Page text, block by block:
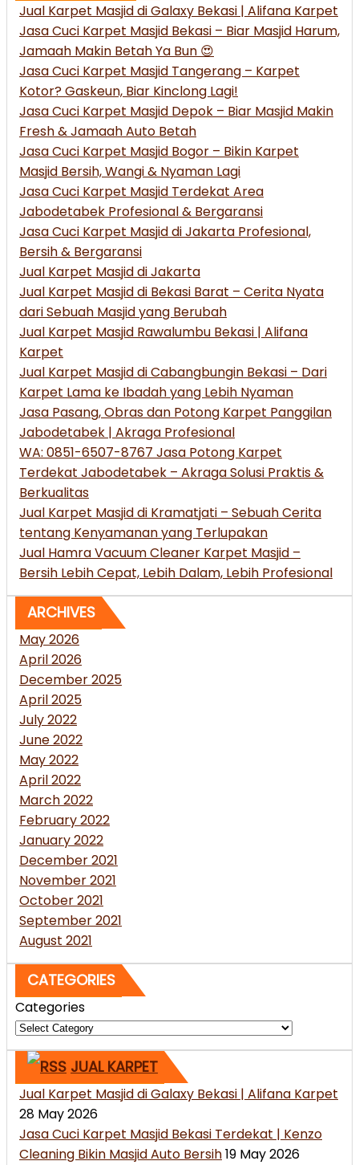
Jual Karpet Masjid di Galaxy Bekasi | Alifana Karpet
Jasa Cuci Karpet Masjid Bekasi – Biar Masjid Harum,
Jamaah Makin Betah Ya Bun 😍
Jasa Cuci Karpet Masjid Tangerang – Karpet
Kotor? Gaskeun, Biar Kinclong Lagi!
Jasa Cuci Karpet Masjid Depok – Biar Masjid Makin
Fresh & Jamaah Auto Betah
Jasa Cuci Karpet Masjid Bogor – Bikin Karpet
Masjid Bersih, Wangi & Nyaman Lagi
Jasa Cuci Karpet Masjid Terdekat Area
Jabodetabek Profesional & Bergaransi
Jasa Cuci Karpet Masjid di Jakarta Profesional,
Bersih & Bergaransi
Jual Karpet Masjid di Jakarta
Jual Karpet Masjid di Bekasi Barat – Cerita Nyata
dari Sebuah Masjid yang Berubah
Jual Karpet Masjid Rawalumbu Bekasi | Alifana
Karpet
Jual Karpet Masjid di Cabangbungin Bekasi – Dari
Karpet Lama ke Ibadah yang Lebih Nyaman
Jasa Pasang, Obras dan Potong Karpet Panggilan
Jabodetabek | Akraga Profesional
WA: 0851-6507-8767 Jasa Potong Karpet
Terdekat Jabodetabek – Akraga Solusi Praktis &
Berkualitas
Jual Karpet Masjid di Kramatjati – Sebuah Cerita
tentang Kenyamanan yang Terlupakan
Jual Hamra Vacuum Cleaner Karpet Masjid –
Bersih Lebih Cepat, Lebih Dalam, Lebih Profesional
ARCHIVES
May 2026
April 2026
December 2025
April 2025
July 2022
June 2022
May 2022
April 2022
March 2022
February 2022
January 2022
December 2021
November 2021
October 2021
September 2021
August 2021
CATEGORIES
Categories
JUAL KARPET
Jual Karpet Masjid di Galaxy Bekasi | Alifana Karpet
28 May 2026
Jasa Cuci Karpet Masjid Bekasi Terdekat | Kenzo
Cleaning Bikin Masjid Auto Bersih19 May 2026